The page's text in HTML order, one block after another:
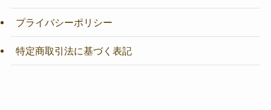
プライバシーポリシー
特定商取引法に基づく表記